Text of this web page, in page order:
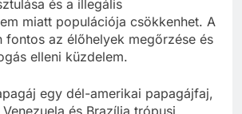
és a illegális
miatt populációja csökkenhet. A
fontos az élőhelyek megőrzése és
elleni küzdelem.
egy dél-amerikai papagájfaj,
és Brazília trópusi